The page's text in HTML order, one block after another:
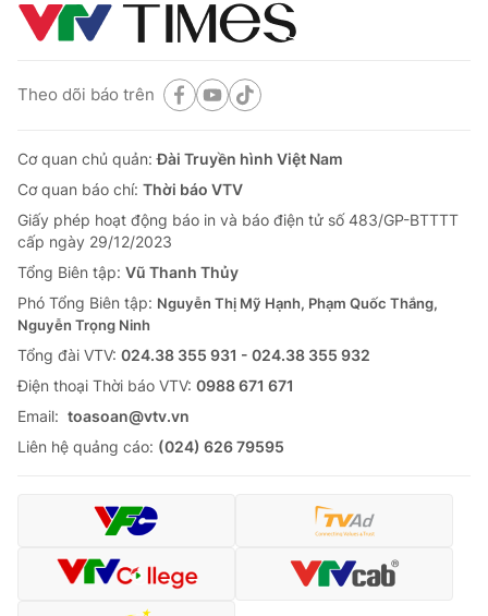
Theo dõi báo trên
Cơ quan chủ quản:Đài Truyền hình Việt Nam
Cơ quan báo chí: Thời báo VTV
Giấy phép hoạt động báo in và báo điện tử số 483/GP-BTTTT
cấp ngày 29/12/2023
Tổng Biên tập: Vũ Thanh Thủy
Phó Tổng Biên tập: Nguyễn Thị Mỹ Hạnh, Phạm Quốc Thắng,
Nguyễn Trọng Ninh
Tổng đài VTV: 024.38 355 931 - 024.38 355 932
Ðiện thoại Thời báo VTV: 0988 671 671
Email: toasoan@vtv.vn
Liên hệ quảng cáo: (024) 626 79595